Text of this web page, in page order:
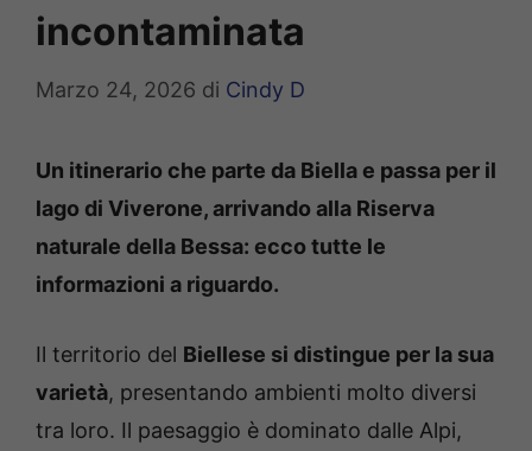
incontaminata
Marzo 24, 2026 di Cindy D
Un itinerario che parte da Biella e passa per il
lago di Viverone, arrivando alla Riserva
naturale della Bessa: ecco tutte le
informazioni a riguardo.
Il territorio del Biellese si distingue per la sua
varietà, presentando ambienti molto diversi
tra loro. Il paesaggio è dominato dalle Alpi,